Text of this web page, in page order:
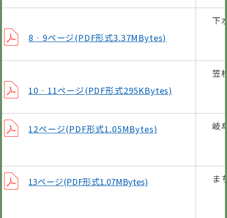
8‐9ページ(PDF形式3.37MBytes)
下
10‐11ページ(PDF形式295KBytes)
笠
12ページ(PDF形式1.05MBytes) 岐
13ページ(PDF形式1.07MBytes)
ま